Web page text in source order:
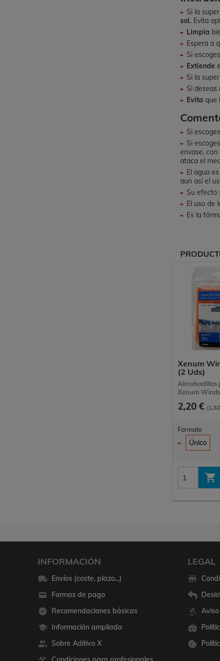
Si la
sol. Evita
Limpia
Espera a
Si
Extiende
Si la
Si deseas
Evita que
Si
Si
envase,
ataca el
El agua
aun así el
Su efecto
El uso de
Es la
Xenum
(2 Uds)
Almohadillas
Xenum
2,20 €
Formato
Único

INFORMACIÓN
Envíos (coste, plazo...)
Formas de pago
Recomendaciones básicas
Información ampliada
Sobre Aditivo X
LEGAL